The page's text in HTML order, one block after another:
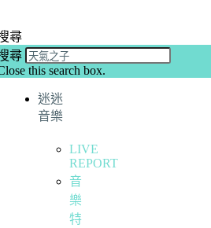
尋
尋
this search box.
迷迷
音樂
LIVE
REPORT
音
樂
特